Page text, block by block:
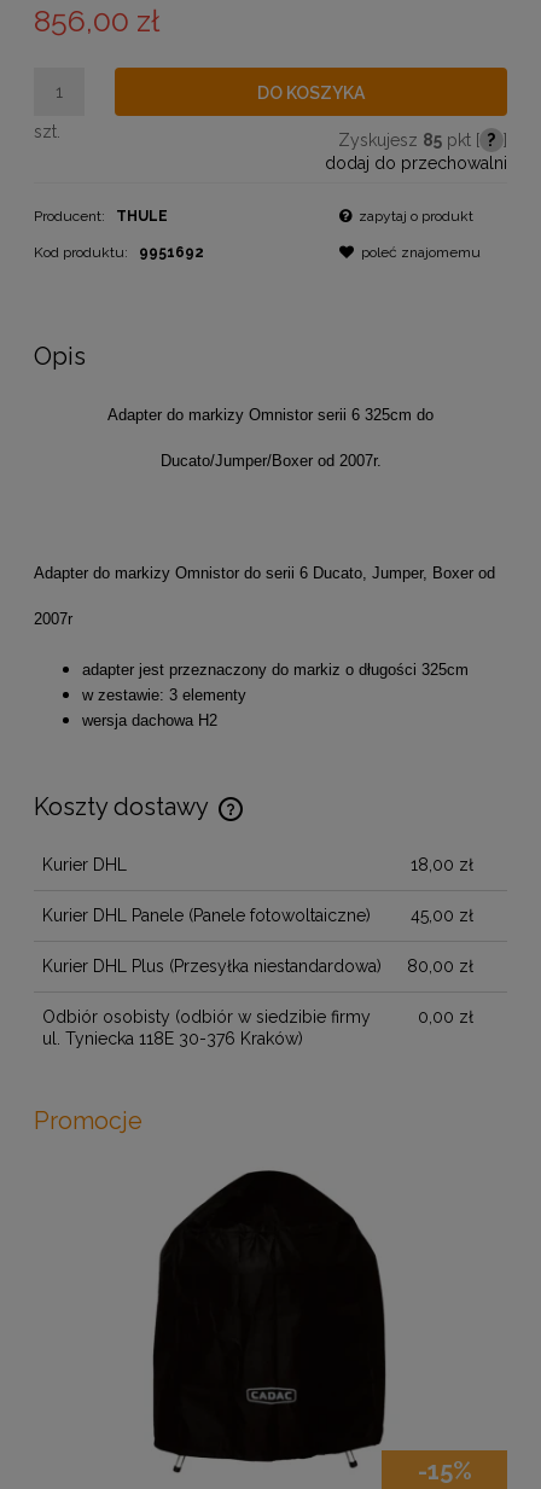
856,00 zł
szt.
DO KOSZYKA
Zyskujesz 85pkt [ ? ]
dodaj do przechowalni
Producent: THULE
Kod produktu: 9951692
zapytaj o produkt
poleć znajomemu
Opis
Adapter do markizy Omnistor serii 6 325cm do
Ducato/Jumper/Boxer od 2007r.
Adapter do markizy Omnistor do serii 6 Ducato, Jumper, Boxer od
2007r
adapter jest przeznaczony do markiz o długości 325cm
w zestawie: 3 elementy
wersja dachowa H2
Koszty dostawy
Cena nie zawiera ewentualnych kosztów płatności
Kurier DHL 18,00 zł
Kurier DHL Panele (Panele fotowoltaiczne) 45,00 zł
Kurier DHL Plus (Przesyłka niestandardowa) 80,00 zł
Odbiór osobisty (odbiór w siedzibie firmy
ul. Tyniecka 118E 30-376 Kraków)
0,00 zł
Promocje
-15%